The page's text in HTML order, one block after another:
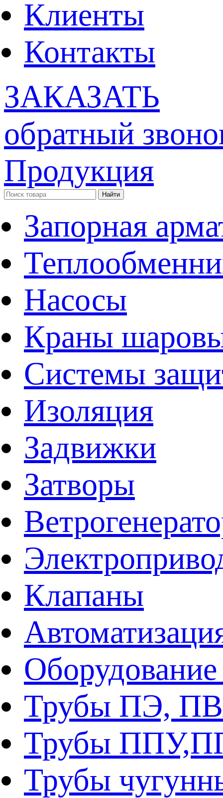
Клиенты
Контакты
ЗАКАЗАТЬ
обратный
Продукция
Запорная
Насосы
Краны
Системы
Изоляция
Задвижки
Затворы
Клапаны
Трубы ПЭ,
Трубы
Трубы